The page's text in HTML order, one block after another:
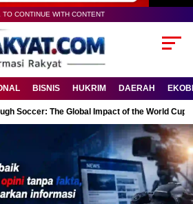
TO CONTINUE WITH CONTENT
BISNIS HUKRIM DAERAH
Soccer: The Global Impact of the World Cup